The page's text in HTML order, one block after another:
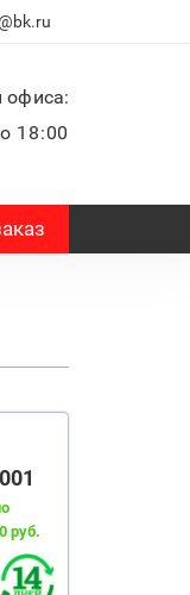
офиса:
18:00
руб.